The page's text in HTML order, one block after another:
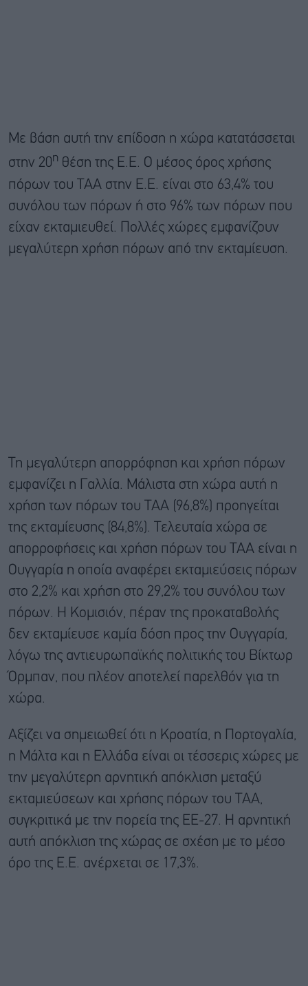
Με βάση αυτή την επίδοση η χώρα κατατάσσεται
στην 20η θέση της Ε.Ε. Ο μέσος όρος χρήσης
πόρων του ΤΑΑ στην Ε.Ε. είναι στο 63,4% του
συνόλου των πόρων ή στο 96% των πόρων που
είχαν εκταμιευθεί. Πολλές χώρες εμφανίζουν
μεγαλύτερη χρήση πόρων από την εκταμίευση.
Τη μεγαλύτερη απορρόφηση και χρήση πόρων
εμφανίζει η Γαλλία. Μάλιστα στη χώρα αυτή η
χρήση των πόρων του ΤΑΑ (96,8%) προηγείται
της εκταμίευσης (84,8%). Τελευταία χώρα σε
απορροφήσεις και χρήση πόρων του ΤΑΑ είναι η
Ουγγαρία η οποία αναφέρει εκταμιεύσεις πόρων
στο 2,2% και χρήση στο 29,2% του συνόλου των
πόρων. Η Κομισιόν, πέραν της προκαταβολής
δεν εκταμίευσε καμία δόση προς την Ουγγαρία,
λόγω της αντιευρωπαϊκής πολιτικής του Βίκτωρ
Όρμπαν, που πλέον αποτελεί παρελθόν για τη
χώρα.
Αξίζει να σημειωθεί ότι η Κροατία, η Πορτογαλία,
η Μάλτα και η Ελλάδα είναι οι τέσσερις χώρες με
την μεγαλύτερη αρνητική απόκλιση μεταξύ
εκταμιεύσεων και χρήσης πόρων του ΤΑΑ,
συγκριτικά με την πορεία της ΕΕ-27. Η αρνητική
αυτή απόκλιση της χώρας σε σχέση με το μέσο
όρο της Ε.Ε. ανέρχεται σε 17,3%.